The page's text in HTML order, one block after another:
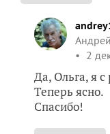
2
Да, Ольга, я
Теперь ясно.
Спасибо!